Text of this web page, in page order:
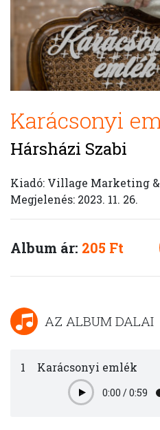
Karácsonyi
Hársházi Szabi
Kiadó: Village Marketing
Megjelenés: 2023. 11. 26.
Album ár: 205 Ft
AZ ALBUM DALAI
1 Karácsonyi emlék
Play0:00 /0:59